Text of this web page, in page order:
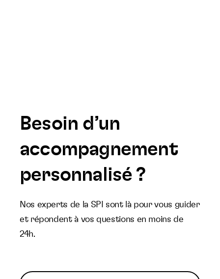
Besoin d’un
accompagnement
personnalisé ?
Nos experts de la SPI sont là pour vous guider
et répondent à vos questions en moins de
24h.